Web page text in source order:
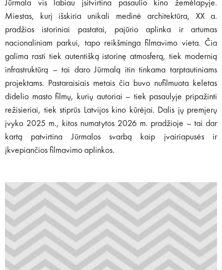
Jūrmala vis labiau įsitvirtina pasaulio kino žemėlapyje.
Miestas, kurį išskiria unikali medinė architektūra, XX a.
pradžios istoriniai pastatai, pajūrio aplinka ir artumas
nacionaliniam parkui, tapo reikšminga filmavimo vieta. Čia
galima rasti tiek autentišką istorinę atmosferą, tiek modernią
infrastruktūrą – tai daro Jūrmalą itin tinkama tarptautiniams
projektams. Pastaraisiais metais čia buvo nufilmuota keletas
didelio masto filmų, kurių autoriai – tiek pasaulyje pripažinti
režisieriai, tiek stiprūs Latvijos kino kūrėjai. Dalis jų premjerų
įvyko 2025 m., kitos numatytos 2026 m. pradžioje – tai dar
kartą patvirtina Jūrmalos svarbą kaip įvairiapusės ir
įkvepiančios filmavimo aplinkos.